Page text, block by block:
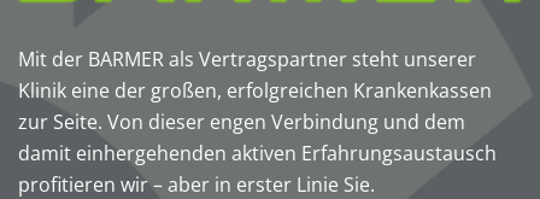
Mit der BARMER als Vertragspartner steht unserer
Klinik eine der großen, erfolgreichen Krankenkassen
zur Seite. Von dieser engen Verbindung und dem
damit einhergehenden aktiven Erfahrungsaustausch
profitieren wir – aber in erster Linie Sie.